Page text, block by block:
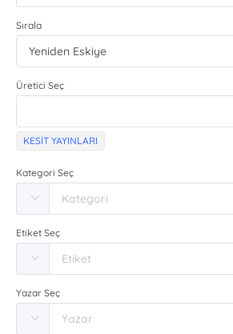
Sırala
Üretici Seç
KESİT YAYINLARI
Kategori Seç
Etiket Seç
Yazar Seç